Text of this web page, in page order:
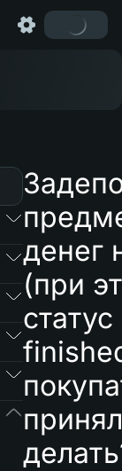
денег
(при
статус